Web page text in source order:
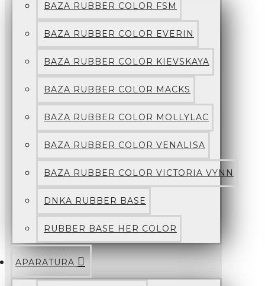
BAZA RUBBER COLOR FSM
BAZA RUBBER COLOR EVERIN
BAZA RUBBER COLOR KIEVSKAYA
BAZA RUBBER COLOR MACKS
BAZA RUBBER COLOR MOLLYLAC
BAZA RUBBER COLOR VENALISA
BAZA RUBBER COLOR VICTORIA VYNN
DNKA RUBBER BASE
RUBBER BASE HER COLOR
APARATURA